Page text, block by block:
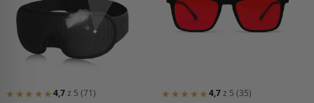
★★★★★4,7z 5 (71) ★★★★★4,7z 5 (35)